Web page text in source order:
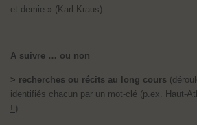
et demie » (Karl Kraus)
A suivre … ou non
> recherches ou récits au long cours
identifiés chacun par un mot-clé (p.ex. Haut-
!’)